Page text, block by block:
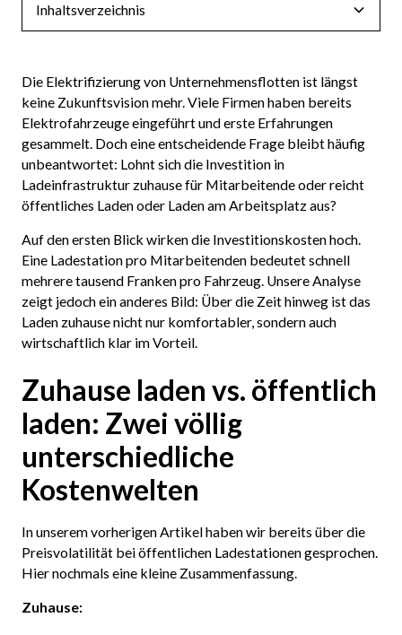
Inhaltsverzeichnis
Die Elektrifizierung von Unternehmensflotten ist längst
keine Zukunftsvision mehr. Viele Firmen haben bereits
Elektrofahrzeuge eingeführt und erste Erfahrungen
gesammelt. Doch eine entscheidende Frage bleibt häufig
unbeantwortet: Lohnt sich die Investition in
Ladeinfrastruktur zuhause für Mitarbeitende oder reicht
öffentliches Laden oder Laden am Arbeitsplatz aus?
Auf den ersten Blick wirken die Investitionskosten hoch.
Eine Ladestation pro Mitarbeitenden bedeutet schnell
mehrere tausend Franken pro Fahrzeug. Unsere Analyse
zeigt jedoch ein anderes Bild: Über die Zeit hinweg ist das
Laden zuhause nicht nur komfortabler, sondern auch
wirtschaftlich klar im Vorteil.
Zuhause laden vs. öffentlich
laden: Zwei völlig
unterschiedliche
Kostenwelten
In unserem vorherigen Artikel haben wir bereits über die
Preisvolatilität bei öffentlichen Ladestationen gesprochen.
Hier nochmals eine kleine Zusammenfassung.
Zuhause: